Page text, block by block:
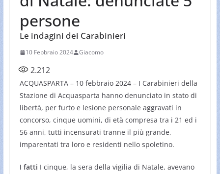
persone
Le indagini dei Carabinieri
10 Febbraio 2024 Giacomo
2.212
ACQUASPARTA – 10 febbraio 2024 – I Carabinieri della
Stazione di Acquasparta hanno denunciato in stato di
libertà, per furto e lesione personale aggravati in
concorso, cinque uomini, di età compresa tra i 21 ed i
56 anni, tutti incensurati tranne il più grande,
imparentati tra loro e residenti nello spoletino.
I fatti I cinque, la sera della vigilia di Natale, avevano